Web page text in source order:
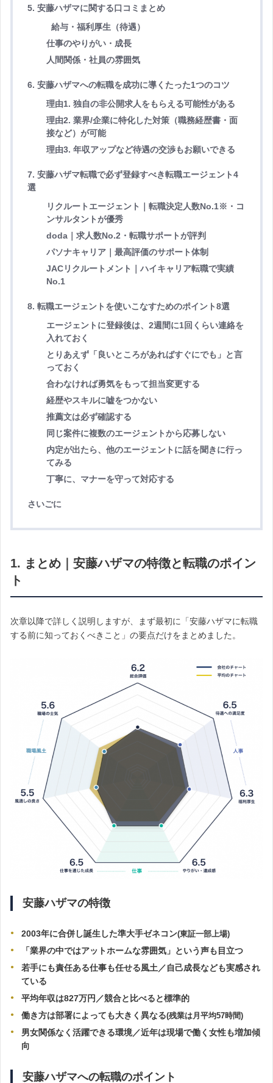
5. 安藤ハザマに関する口コミまとめ
給与・福利厚生（待遇）
仕事のやりがい・成長
人間関係・社員の雰囲気
6. 安藤ハザマへの転職を成功に導くたった1つのコツ
理由1. 独自の非公開求人をもらえる可能性がある
理由2. 業界/企業に特化した対策（職務経歴書・面
接など）が可能
理由3. 年収アップなど待遇の交渉もお願いできる
7. 安藤ハザマ転職で必ず登録すべき転職エージェント4
選
リクルートエージェント｜転職決定人数No.1※・コ
ンサルタントが優秀
doda｜求人数No.2・転職サポートが評判
パソナキャリア｜最高評価のサポート体制
JACリクルートメント｜ハイキャリア転職で実績
No.1
8. 転職エージェントを使いこなすためのポイント8選
エージェントに登録後は、2週間に1回くらい連絡を
入れておく
とりあえず「良いところがあればすぐにでも」と言
っておく
合わなければ勇気をもって担当変更する
経歴やスキルに嘘をつかない
推薦文は必ず確認する
同じ案件に複数のエージェントから応募しない
内定が出たら、他のエージェントに話を聞きに行っ
てみる
丁寧に、マナーを守って対応する
さいごに
1. まとめ｜安藤ハザマの特徴と転職のポイン
ト
次章以降で詳しく説明しますが、まず最初に「安藤ハザマに転職
する前に知っておくべきこと」の要点だけをまとめました。
安藤ハザマの特徴
2003年に合併し誕生した準大手ゼネコン(東証一部上場)
「業界の中ではアットホームな雰囲気」という声も目立つ
若手にも責任ある仕事も任せる風土／自己成長なども実感され
ている
平均年収は827万円／競合と比べると標準的
働き方は部署によっても大きく異なる(残業は月平均57時間)
男女関係なく活躍できる環境／近年は現場で働く女性も増加傾
向
安藤ハザマへの転職のポイント